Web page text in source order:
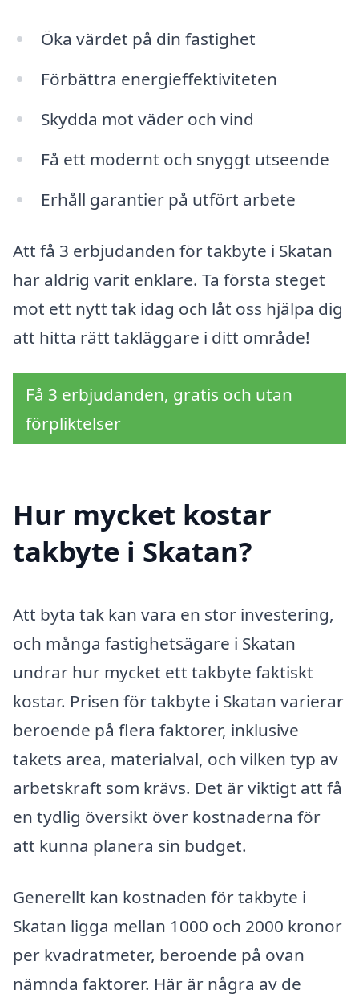
Öka värdet på din fastighet
Förbättra energieffektiviteten
Skydda mot väder och vind
Få ett modernt och snyggt utseende
Erhåll garantier på utfört arbete
Att få 3 erbjudanden för takbyte i Skatan
har aldrig varit enklare. Ta första steget
mot ett nytt tak idag och låt oss hjälpa dig
att hitta rätt takläggare i ditt område!
Få 3 erbjudanden, gratis och utan
förpliktelser
Hur mycket kostar
takbyte i Skatan?
Att byta tak kan vara en stor investering,
och många fastighetsägare i Skatan
undrar hur mycket ett takbyte faktiskt
kostar. Prisen för takbyte i Skatan varierar
beroende på flera faktorer, inklusive
takets area, materialval, och vilken typ av
arbetskraft som krävs. Det är viktigt att få
en tydlig översikt över kostnaderna för
att kunna planera sin budget.
Generellt kan kostnaden för takbyte i
Skatan ligga mellan 1000 och 2000 kronor
per kvadratmeter, beroende på ovan
nämnda faktorer. Här är några av de